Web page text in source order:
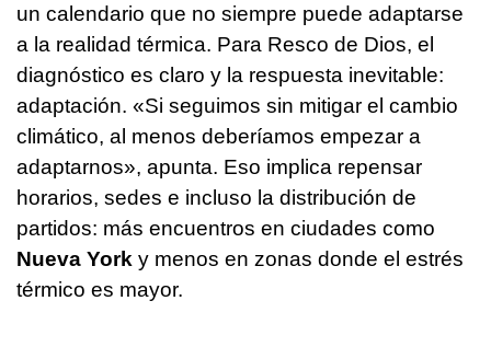
un calendario que no siempre puede adaptarse
a la realidad térmica. Para Resco de Dios, el
diagnóstico es claro y la respuesta inevitable:
adaptación. «Si seguimos sin mitigar el cambio
climático, al menos deberíamos empezar a
adaptarnos», apunta. Eso implica repensar
horarios, sedes e incluso la distribución de
partidos: más encuentros en ciudades como
Nueva York y menos en zonas donde el estrés
térmico es mayor.